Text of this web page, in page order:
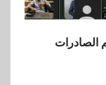
الصادرات